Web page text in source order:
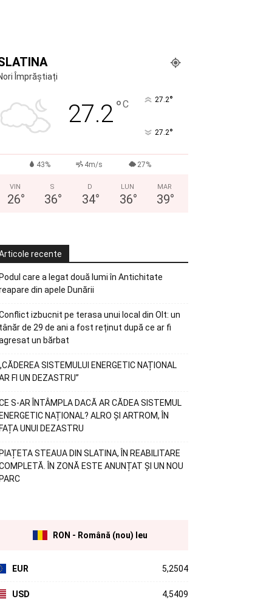
Împrăștiați
27.2°C 27.2°
27.2°
43% 4m/s 27%
VIN
26°
S
36°
D
34°
LUN
36°
MAR
39°
recente
Podul care a legat două lumi în Antichitate
din apele Dunării
izbucnit pe terasa unui local din Olt: un
tânăr de 29 de ani a fost reținut după ce ar fi
un bărbat
SISTEMULUI ENERGETIC NAȚIONAL
FI UN DEZASTRU”
S-AR ÎNTÂMPLA DACĂ AR CĂDEA SISTEMUL
ENERGETIC NAȚIONAL? ALRO ȘI ARTROM, ÎN
FAȚA UNUI DEZASTRU
PIAȚETA STEAUA DIN SLATINA, ÎN REABILITARE
ÎN ZONĂ ESTE ANUNȚAT ȘI UN NOU
PARC
RON - Română (nou) leu
EUR 5,2504
USD 4,5409